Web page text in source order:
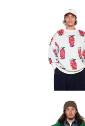
素材の性質上、多少収縮
下さい。なお自動乾燥機(
かける際には必ず当て布
本製品は中国製です。